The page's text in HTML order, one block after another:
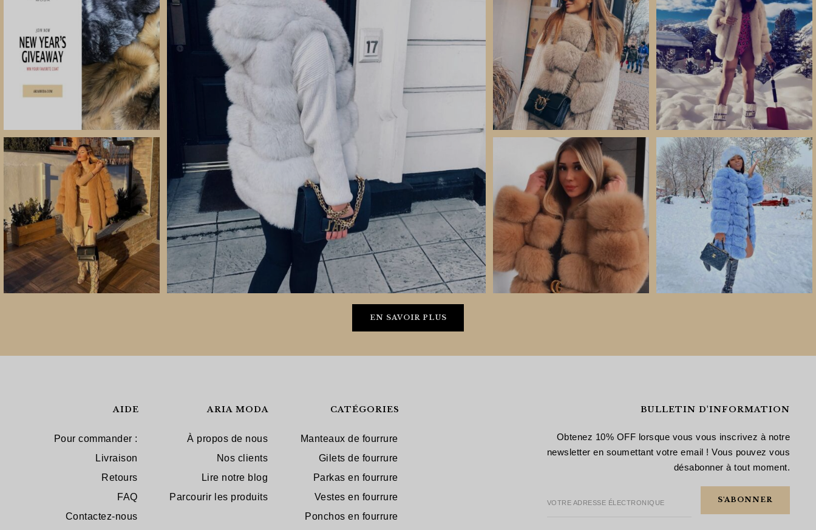
EN SAVOIR PLUS
AIDE
Pour commander :
Livraison
Retours
FAQ
Contactez-nous
ARIA MODA
À propos de nous
Nos clients
Lire notre blog
Parcourir les produits
CATÉGORIES
Manteaux de fourrure
Gilets de fourrure
Parkas en fourrure
Vestes en fourrure
Ponchos en fourrure
BULLETIN D'INFORMATION
Obtenez 10% OFF lorsque vous vous inscrivez à notre
newsletter en soumettant votre email ! Vous pouvez vous
désabonner à tout moment.
VOTRE ADRESSE ÉLECTRONIQUE